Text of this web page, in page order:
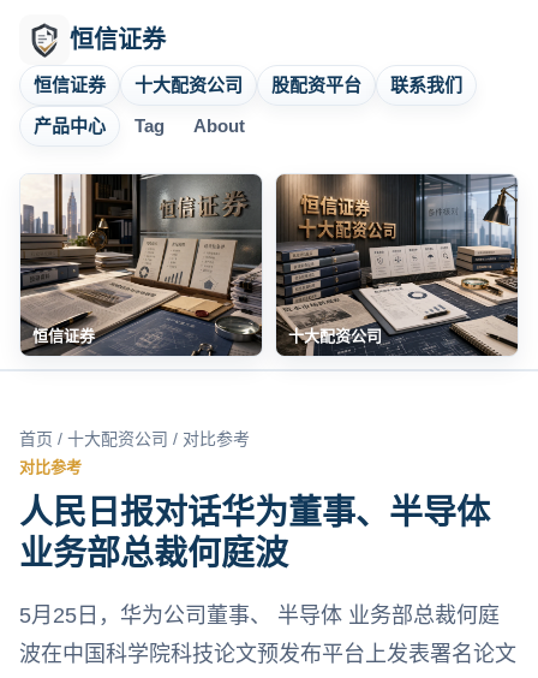
恒信证券
恒信证券 十大配资公司 股配资平台
联系我们
产品中心
Tag About
恒信证券 十大配资公司
首页 / 十大配资公司 / 对比参考
对比参考
人民日报对话华为董事、半导体
业务部总裁何庭波
5月25日，华为公司董事、 半导体 业务部总裁何庭
波在中国科学院科技论文预发布平台上发表署名论文